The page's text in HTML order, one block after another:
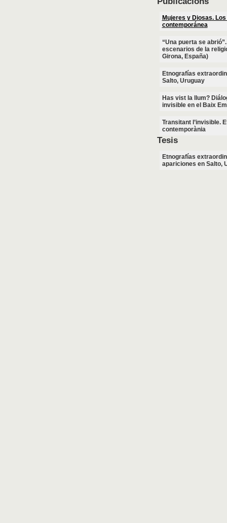
Mujeres y Diosas.
contemporánea
“Una puerta se
escenarios de la
Girona, España)
Etnografías
Salto, Uruguay
Has vist la llum?
invisible en el Baix
Transitant l’invisible.
contemporània
Tesis
Etnografías
apariciones en Salto,